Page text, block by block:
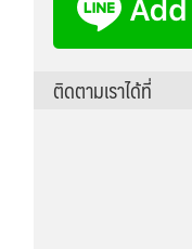
ติดตามเราได้ที่